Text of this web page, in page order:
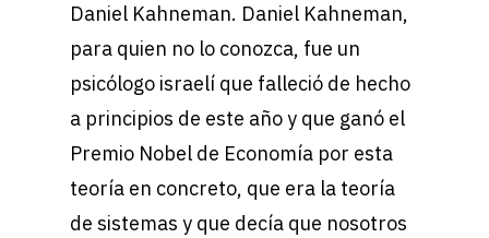
Daniel Kahneman. Daniel Kahneman,
para quien no lo conozca, fue un
psicólogo israelí que falleció de hecho
a principios de este año y que ganó el
Premio Nobel de Economía por esta
teoría en concreto, que era la teoría
de sistemas y que decía que nosotros